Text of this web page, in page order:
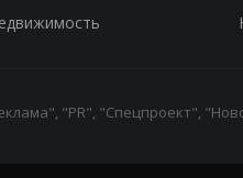
"PR", "Спецпроект",